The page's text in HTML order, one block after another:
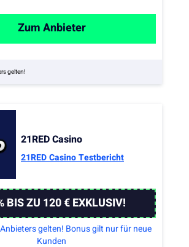
Zum Anbieter
gelten!
21RED Casino
21RED Casino Testbericht
BIS ZU 120 € EXKLUSIV!
gelten! Bonus gilt nur für neue
Kunden